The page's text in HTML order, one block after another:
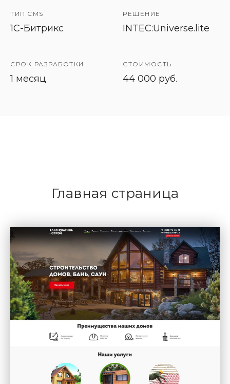
ТИП CMS
1C-Битрикс
РЕШЕНИЕ
INTEC:Universe.lite
СРОК РАЗРАБОТКИ
1 месяц
СТОИМОСТЬ
44 000 руб.
Главная страница